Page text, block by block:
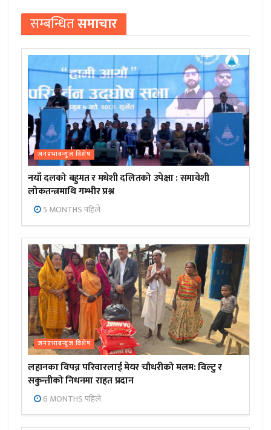
सम्बन्धितसमाचार
जनप्रभाबन्युज विशेष
नयाँ दलको बहुमत र मधेशी दलितको उपेक्षा : समावेशी
लोकतन्त्रमाथि गम्भीर प्रश्न
5 MONTHS पहिले
जनप्रभाबन्युज विशेष
लहानका विपन्न परिवारलाई मेयर चौधरीको मलम: विल्टु र
सकुन्तीको निधनमा राहत प्रदान
6 MONTHS पहिले